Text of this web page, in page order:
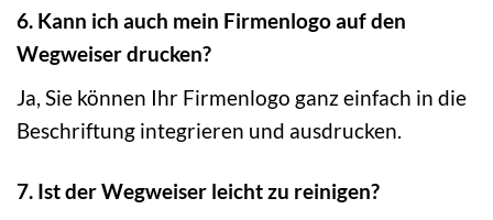
6. Kann ich auch mein Firmenlogo auf den
Wegweiser drucken?
Ja, Sie können Ihr Firmenlogo ganz einfach in die
Beschriftung integrieren und ausdrucken.
7. Ist der Wegweiser leicht zu reinigen?